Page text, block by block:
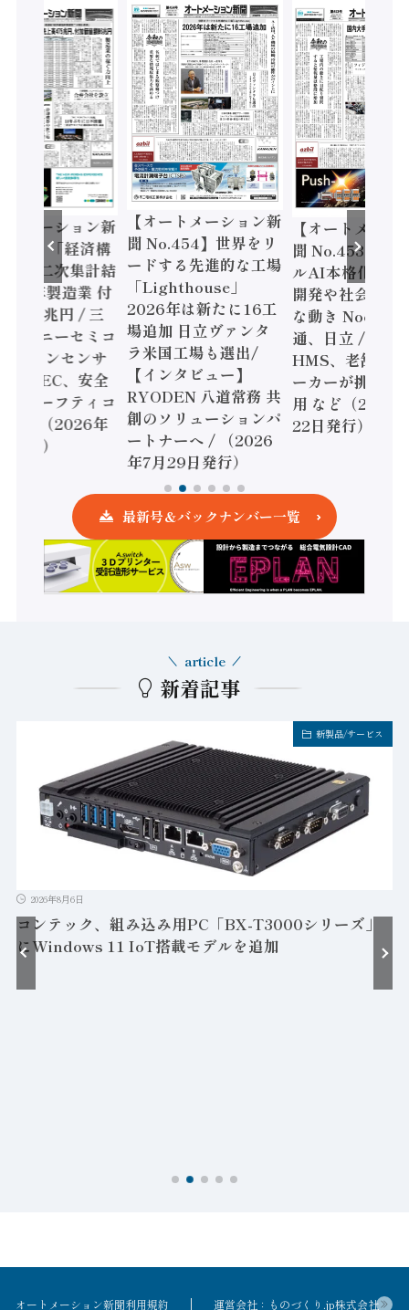
トメーション新
】「経済構
調査二次集計結
年製造業 付
額86兆円 / 三
とソニーセミコ
ジョンセンサ
/ IDEC、安全
すセーフティコ
ーラ（2026年
発行）
【オートメーション新
聞 No.454】世界をリ
ードする先進的な工場
「Lighthouse」
2026年は新たに16工
場追加 日立ヴァンタ
ラ米国工場も選出/
【インタビュー】
RYODEN 八道常務 共
創のソリューションパ
ートナーへ / （2026
年7月29日発行）
【オートメーシ
聞 No.453】フ
ルAI本格化へ
開発や社会実装
な動き Noetra
通、日立 / 兵神
HMS、老舗ポ
ーカーが挑むデ
用 など（2026
22日発行）
最新号＆バックナンバー一覧
新着記事
article
新製品/サービス
2026年8月6日
コンテック、組み込み用PC「BX-T3000シリーズ」
にWindows 11 IoT搭載モデルを追加
オートメーション新聞利用規約 運営会社：ものづくり.jp株式会社